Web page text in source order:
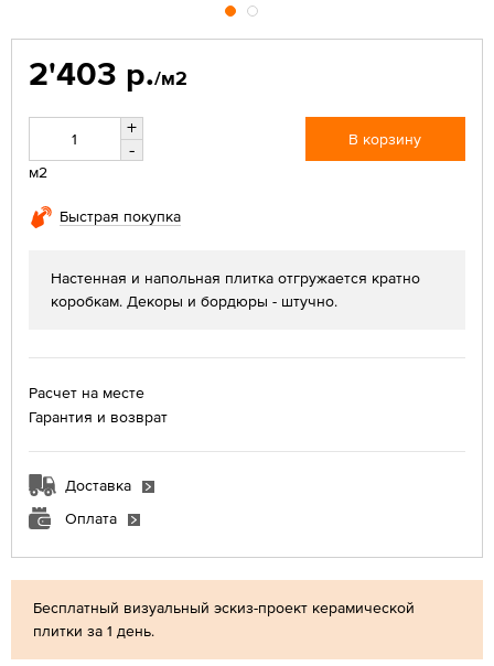
Бесплатный визуальный эскиз-проект керамической
плитки за 1 день.
2'403 р./м2
+
-
м2
В корзину
Быстрая покупка
Настенная и напольная плитка отгружается кратно
коробкам. Декоры и бордюры - штучно.
Расчет на месте
Гарантия и возврат
Доставка
Оплата